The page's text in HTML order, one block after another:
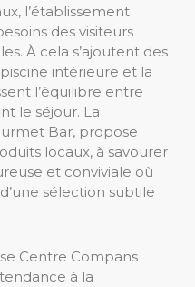
l’établissement
des visiteurs
À cela s’ajoutent des
intérieure et la
l’équilibre entre
le séjour. La
Bar, propose
locaux, à savourer
et conviviale où
sélection subtile
Centre Compans
à la